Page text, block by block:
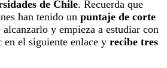
de Chile. Recuerda que
han tenido un puntaje de corte
alcanzarlo y empieza a estudiar con
el siguiente enlace y recibe tres